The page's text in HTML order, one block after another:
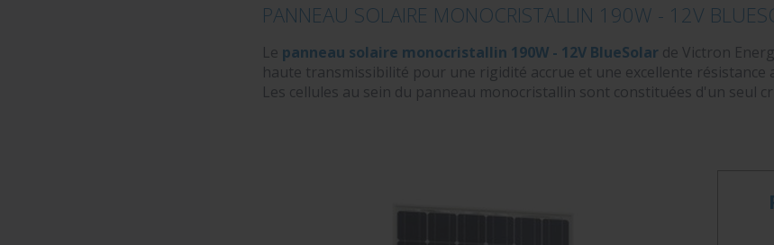
PANNEAU SOLAIRE MONOCRISTALLIN 190W - 12V
Le panneau solaire monocristallin 190W - 12V BlueSolar de Victron
haute transmissibilité pour une rigidité accrue et une excellente résistance
Les cellules au sein du panneau monocristallin sont constituées d'un seul